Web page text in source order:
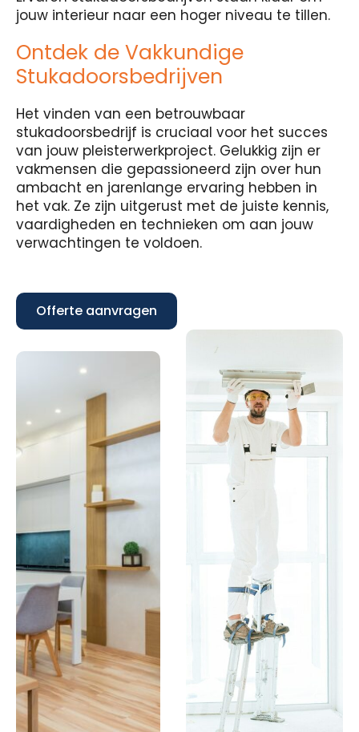
jouw interieur naar een hoger niveau te tillen.
Ontdek de Vakkundige
Stukadoorsbedrijven
Het vinden van een betrouwbaar
stukadoorsbedrijf is cruciaal voor het succes
van jouw pleisterwerkproject. Gelukkig zijn er
vakmensen die gepassioneerd zijn over hun
ambacht en jarenlange ervaring hebben in
het vak. Ze zijn uitgerust met de juiste kennis,
vaardigheden en technieken om aan jouw
verwachtingen te voldoen.
Offerte aanvragen